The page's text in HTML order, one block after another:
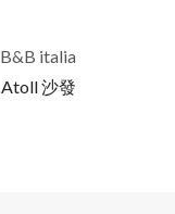
B&B italia
Atoll 沙發